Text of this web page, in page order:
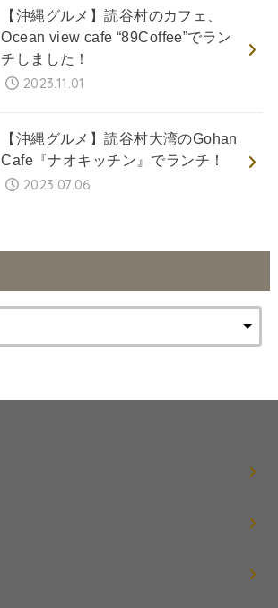
【沖縄グルメ】読谷村のカフェ、
Ocean view cafe “89Coffee”でラン
チしました！
2023.11.01
【沖縄グルメ】読谷村大湾のGohan
Cafe『ナオキッチン』でランチ！
2023.07.06